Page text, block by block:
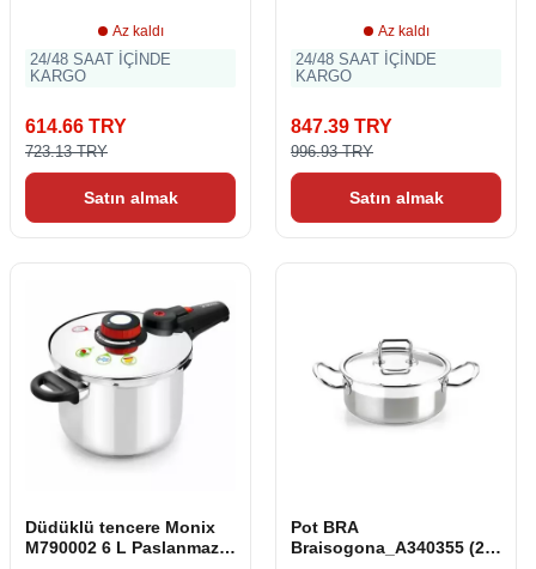
Az kaldı
24/48 SAAT İÇİNDE
KARGO
614.66 TRY
723.13 TRY
Satın almak
Az kaldı
24/48 SAAT İÇİNDE
KARGO
847.39 TRY
996.93 TRY
Satın almak
Düdüklü tencere Monix
M790002 6 L Paslanmaz
Pot BRA
Braisogona_A340355 (24